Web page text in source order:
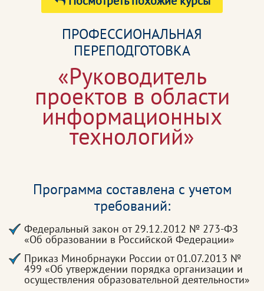
ПРОФЕССИОНАЛЬНАЯ
ПЕРЕПОДГОТОВКА
«Руководитель
проектов в области
информационных
технологий»
Программа составлена с учетом
требований:
Федеральный закон от 29.12.2012 № 273-ФЗ
«Об образовании в Российской Федерации»
Приказ Минобрнауки России от 01.07.2013 №
499 «Об утверждении порядка организации и
осуществления образовательной деятельности»